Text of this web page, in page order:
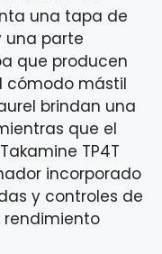
una tapa de
una parte
que producen
cómodo mástil
brindan una
que el
TP4T
incorporado
y controles de